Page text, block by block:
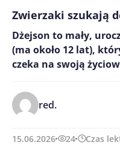
Zwierzaki szukają
Dżejson to mały,
(ma około 12 lat),
czeka na swoją
red.
15.06.2026 24 Czas